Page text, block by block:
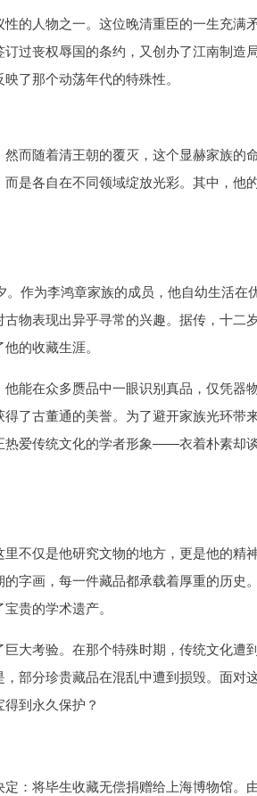
的人物之一。这位晚清重臣的一生充满
过丧权辱国的条约，又创办了江南制造
了那个动荡年代的特殊性。
而随着清王朝的覆灭，这个显赫家族的
是各自在不同领域绽放光彩。其中，他
作为李鸿章家族的成员，他自幼生活在
物表现出异乎寻常的兴趣。据传，十二
的收藏生涯。
能在众多赝品中一眼识别真品，仅凭器
了古董通的美誉。为了避开家族光环带
热爱传统文化的学者形象——衣着朴素却
不仅是他研究文物的地方，更是他的精
字画，每一件藏品都承载着厚重的历史
贵的学术遗产。
大考验。在那个特殊时期，传统文化遭
部分珍贵藏品在混乱中遭到损毁。面对
到永久保护？
：将毕生收藏无偿捐赠给上海博物馆。